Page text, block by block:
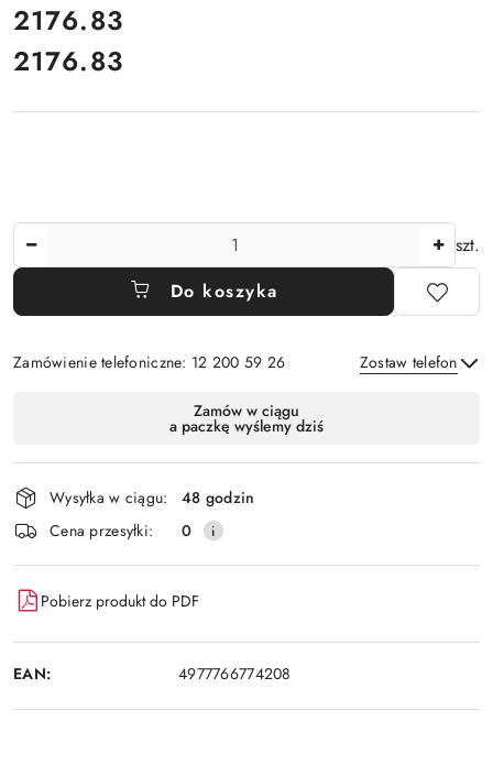
cena:
2176.83
Cena:
2176.83
szt.
Do koszyka
Zamówienie telefoniczne: 12 200 59 26 Zostaw telefon
Wyślij
dostawa
Zamów w ciągu
a paczkę wyślemy dziś
Wysyłka w ciągu:
48 godzin
Cena przesyłki:
0
Pobierz produkt do PDF
EAN: 4977766774208